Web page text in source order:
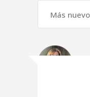
Más nuevo